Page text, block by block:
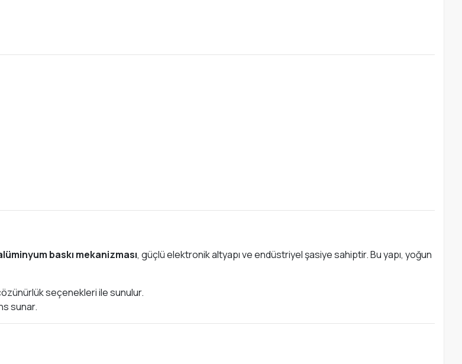
baskı mekanizması, güçlü elektronik altyapı ve endüstriyel şasiye sahiptir. Bu yapı, yoğun
seçenekleri ile sunulur.
sunar.